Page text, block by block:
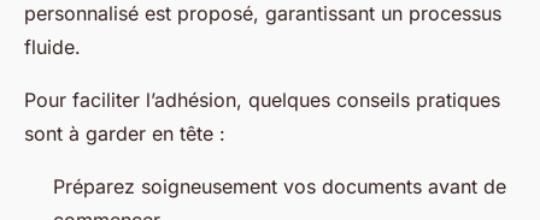
personnalisé est proposé, garantissant un processus
fluide.
Pour faciliter l’adhésion, quelques conseils pratiques
sont à garder en tête :
Préparez soigneusement vos documents avant de